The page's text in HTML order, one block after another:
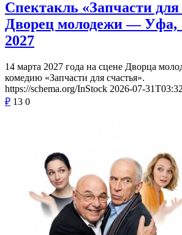
Спектакль «Запчасти
Дворец молодежи — Уфа,
2027
14 марта 2027 года на сцене Дворца
комедию «Запчасти для счастья».
https://schema.org/InStock 2026-07-
₽ 13 0